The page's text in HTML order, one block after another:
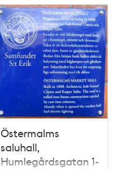
Östermalms
saluhall,
Humlegårdsgatan 1-